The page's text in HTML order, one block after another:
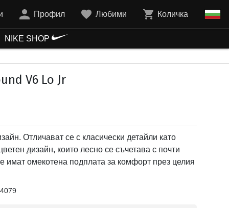
Профил Любими Количка
NIKE SHOP
V6 Lo Jr
Отличават се с класически детайли като
дизайн, които лесно се съчетава с почти
имат омекотена подплата за комфорт през целия